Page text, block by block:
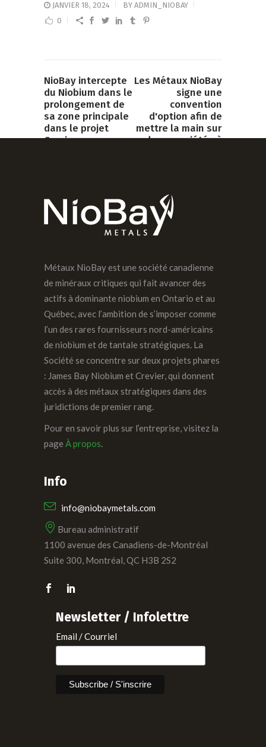
JANVIER 18, 2024 BY ADMIN_NIOBAY
0
NioBay intercepte
du Niobium dans le
prolongement de
sa zone principale
dans le projet
Crevier
Les Métaux NioBay
signe une
convention
d'option afin de
mettre la main sur
des propriétés à
Métaux NioBay est une société canadienne
de minéraux critiques qui fait avancer des
actifs à dominante niobium en Ontario et au
Québec, avec l’ambition de s’imposer comme
l’un des rares fournisseurs nord-américains
de niobium et de tantale stratégiques. La
Société se concentre sur deux projets phares
: James Bay Niobium et Crevier, qui donnent
accès à des métaux stratégiques dans des
juridictions de premier rang.
Pour en savoir plus sur l’entreprise, visitez la
page À propos.
Info
info@niobaymetals.com
Bureau administratif
1100 avenue des Canadiens-de-Montréal
Suite 300, Montréal, QC H3B 2S2
Newsletter / Infolettre
Email / Courriel